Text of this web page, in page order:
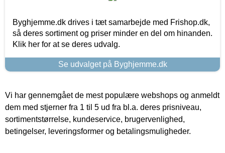
Byghjemme.dk drives i tæt samarbejde med Frishop.dk,
så deres sortiment og priser minder en del om hinanden.
Klik her for at se deres udvalg.
Se udvalget på Byghjemme.dk
Vi har gennemgået de mest populære webshops og anmeldt
dem med stjerner fra 1 til 5 ud fra bl.a. deres prisniveau,
sortimentstørrelse, kundeservice, brugervenlighed,
betingelser, leveringsformer og betalingsmuligheder.